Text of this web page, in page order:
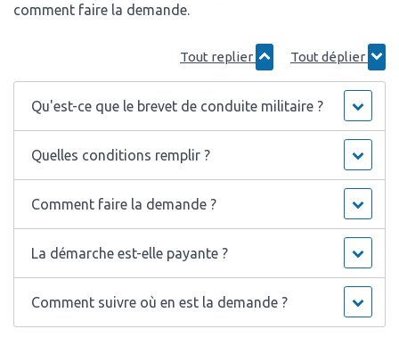
comment faire la demande.
Tout replier Tout déplier
Qu'est-ce que le brevet de conduite militaire ?
Quelles conditions remplir ?
Comment faire la demande ?
La démarche est-elle payante ?
Comment suivre où en est la demande ?